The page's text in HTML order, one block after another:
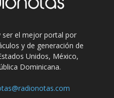
ser el mejor portal por
y de generación de
Unidos, México,
Dominicana.